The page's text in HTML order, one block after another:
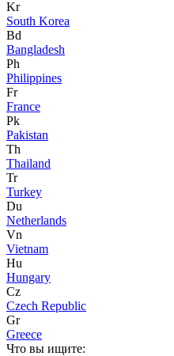
Kr
South Korea
Bd
Bangladesh
Ph
Philippines
Fr
France
Pk
Pakistan
Th
Thailand
Tr
Turkey
Du
Netherlands
Vn
Vietnam
Hu
Hungary
Cz
Czech Republic
Gr
Greece
Что вы ищите: